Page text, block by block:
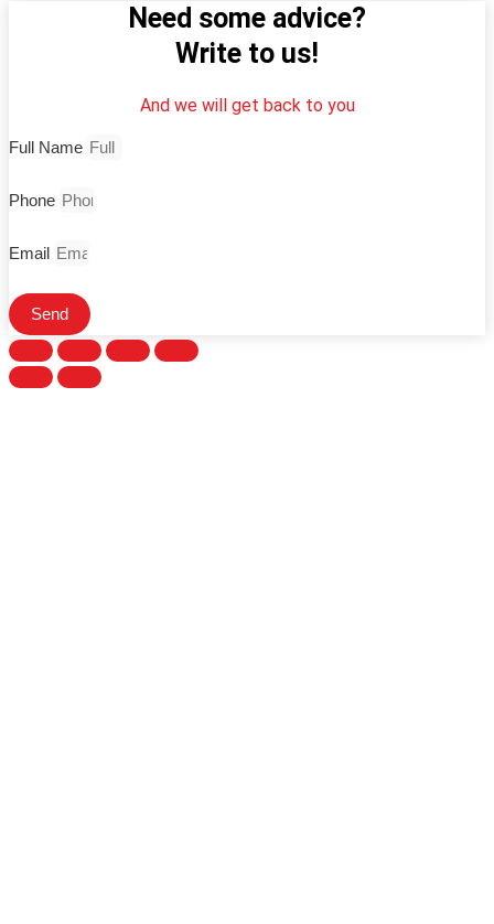
Need some advice?
Write to us!
And we will get back to you
Full Name
Phone
Email
Send